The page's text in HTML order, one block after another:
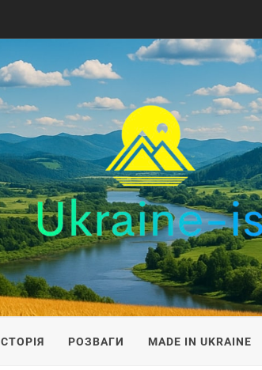
РОЗВАГИ MADE IN UKRAINE